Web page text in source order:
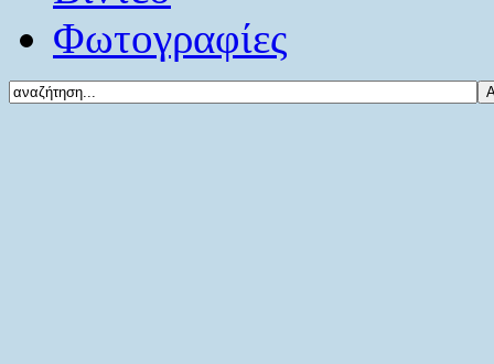
Φωτογραφίες